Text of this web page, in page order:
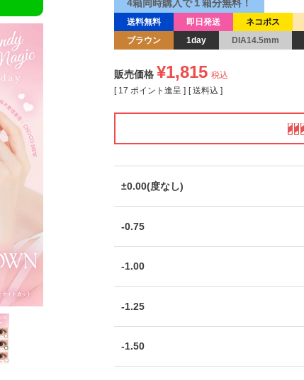
送料無料 即日発送 ネコポス
ブラウン
1day DIA14.5mm
4箱同時購入で１箱分無料！
販売価格 ¥1,815 税込
[ 17 ポイント進呈 ] 送料込
±0.00(度なし)
-0.75
-1.00
-1.25
-1.50